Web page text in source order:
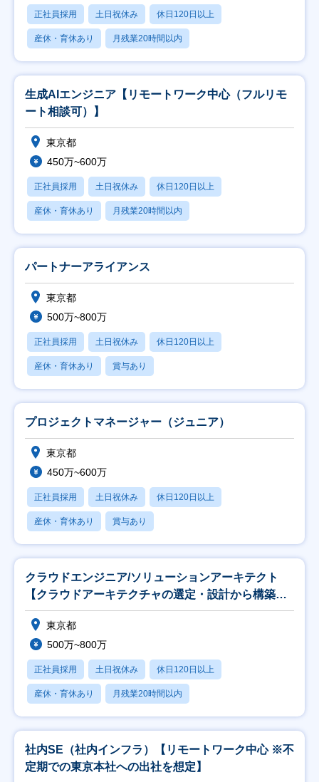
正社員採用 土日祝休み 休日120日以上
産休・育休あり 月残業20時間以内
生成AIエンジニア【リモートワーク中心（フルリモ
ート相談可）】
東京都
450万~600万
正社員採用 土日祝休み 休日120日以上
産休・育休あり 月残業20時間以内
パートナーアライアンス
東京都
500万~800万
正社員採用 土日祝休み 休日120日以上
産休・育休あり 賞与あり
プロジェクトマネージャー（ジュニア）
東京都
450万~600万
正社員採用 土日祝休み 休日120日以上
産休・育休あり 賞与あり
クラウドエンジニア/ソリューションアーキテクト
【クラウドアーキテクチャの選定・設計から構築ま
で一貫】
東京都
500万~800万
正社員採用 土日祝休み 休日120日以上
産休・育休あり 月残業20時間以内
社内SE（社内インフラ）【リモートワーク中心 ※不
定期での東京本社への出社を想定】